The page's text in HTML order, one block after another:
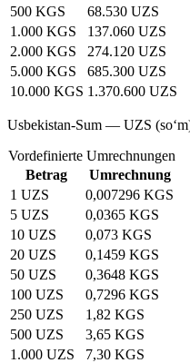
500 KGS
68.530 UZS
1.000 KGS
137.060 UZS
2.000 KGS
274.120 UZS
5.000 KGS
685.300 UZS
10.000 KGS 1.370.600 UZS
Usbekistan-Sum — UZS
Vordefinierte Umrechnungen
Betrag
Umrechnung
1 UZS
0,007296 KGS
5 UZS
0,0365 KGS
10 UZS
0,073 KGS
20 UZS
0,1459 KGS
50 UZS
0,3648 KGS
100 UZS
0,7296 KGS
250 UZS
1,82 KGS
500 UZS
3,65 KGS
1.000 UZS
7,30 KGS